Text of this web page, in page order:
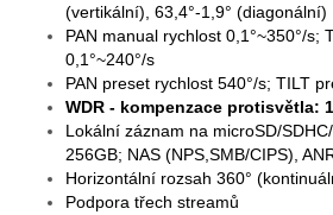
(vertikální), 63,4°-1,9° (diagonální)
PAN manual rychlost 0,1°~350°/s;
0,1°~240°/s
PAN preset rychlost 540°/s; TILT
WDR - kompenzace protisvětla:
Lokální záznam na microSD/
256GB; NAS (NPS,SMB/CIPS),
Horizontální rozsah 360°
Podpora třech streamů